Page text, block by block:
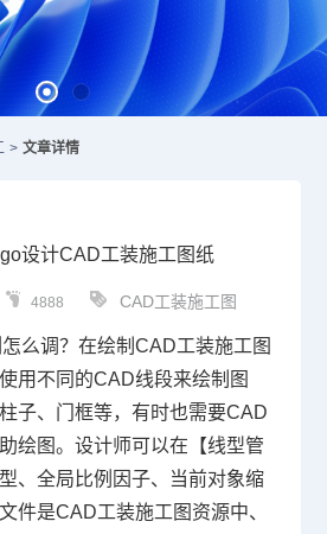
> 文章详情
设计CAD工装施工图纸
4888 CAD工装施工图
么调？在绘制 CAD工装施工图
用不同的CAD线段来绘制图
子、门框等，有时也需要CAD
绘图。设计师可以在【线型管
、全局比例因子、当前对象缩
件是CAD工装施工图资源中、